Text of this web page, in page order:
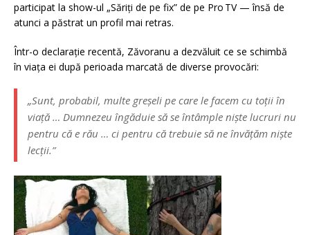
participat la show-ul „Săriți de pe fix” de pe Pro TV — însă de
atunci a păstrat un profil mai retras.
Într-o declarație recentă, Zăvoranu a dezvăluit ce se schimbă
în viața ei după perioada marcată de diverse provocări:
„Sunt, probabil, multe greșeli pe care le facem cu toții în
viață … Dumnezeu îngăduie să se întâmple niște lucruri nu
pentru că e rău … ci pentru că trebuie să ne învățăm niște
lecții.”